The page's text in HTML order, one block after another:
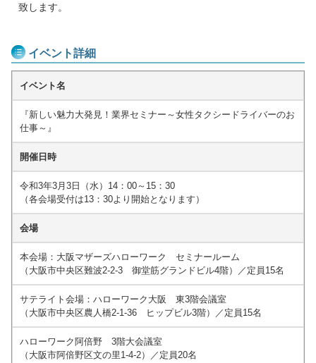
致します。
イベント詳細
イベント名
『新しい魅力大発見！業界セミナー～女性タクシードライバーのお
仕事～』
開催日時
令和3年3月3日（水）14：00～15：30
（各会場受付は13：30より開始となります）
会場
本会場：大阪マザーズハローワーク セミナールーム
（大阪市中央区難波2-2-3 御堂筋グランドビル4階）／定員15名
サテライト会場：ハローワーク大阪 東3階会議室
（大阪市中央区農人橋2-1-36 ヒップビル3階）／定員15名
ハローワーク阿倍野 3階大会議室
（大阪市阿倍野区文の里1-4-2）／定員20名